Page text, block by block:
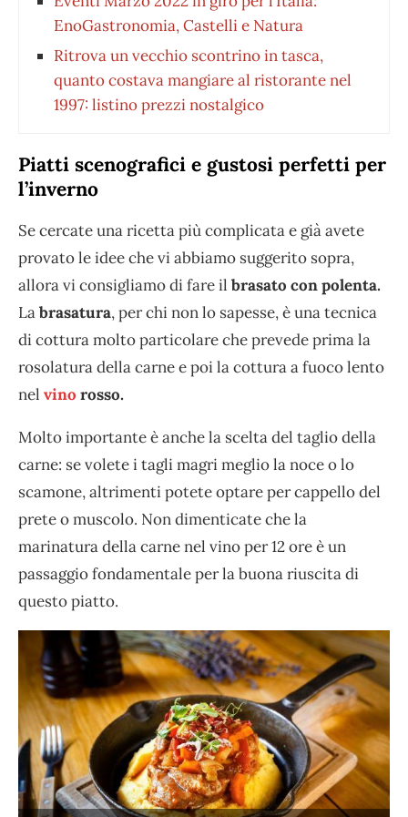
EnoGastronomia, Castelli e Natura
Ritrova un vecchio scontrino in tasca,
quanto costava mangiare al ristorante nel
1997: listino prezzi nostalgico
Piatti scenografici e gustosi perfetti per
l’inverno
Se cercate una ricetta più complicata e già avete
provato le idee che vi abbiamo suggerito sopra,
allora vi consigliamo di fare il brasato con polenta.
Labrasatura, per chi non lo sapesse, è una tecnica
di cottura molto particolare che prevede prima la
rosolatura della carne e poi la cottura a fuoco lento
nel vino rosso.
Molto importante è anche la scelta del taglio della
carne: se volete i tagli magri meglio la noce o lo
scamone, altrimenti potete optare per cappello del
prete o muscolo. Non dimenticate che la
marinatura della carne nel vino per 12 ore è un
passaggio fondamentale per la buona riuscita di
questo piatto.